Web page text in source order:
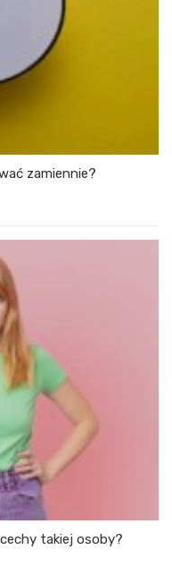
zamiennie?
takiej osoby?